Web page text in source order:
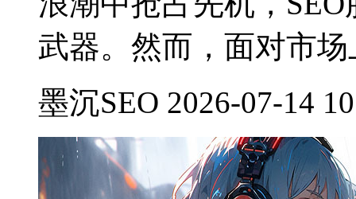
武器。然而，面对市
墨沉SEO 2026-07-14